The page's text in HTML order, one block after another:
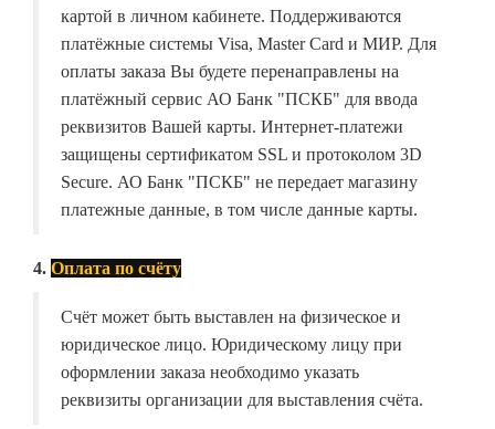
картой в личном кабинете. Поддерживаются
платёжные системы Visa, Master Card и МИР. Для
оплаты заказа Вы будете перенаправлены на
платёжный сервис АО Банк "ПСКБ" для ввода
реквизитов Вашей карты. Интернет-платежи
защищены сертификатом SSL и протоколом 3D
Secure. АО Банк "ПСКБ" не передает магазину
платежные данные, в том числе данные карты.
4. Оплата по счёту
Счёт может быть выставлен на физическое и
юридическое лицо. Юридическому лицу при
оформлении заказа необходимо указать
реквизиты организации для выставления счёта.